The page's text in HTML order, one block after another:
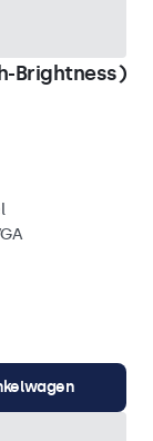
Brightness)